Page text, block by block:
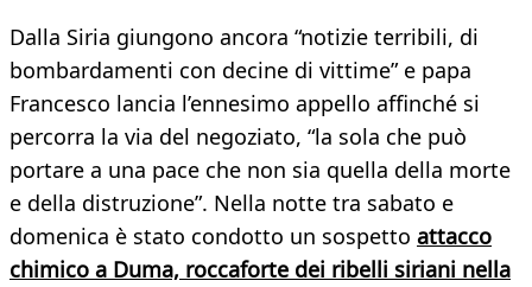
Dalla Siria giungono ancora “notizie terribili, di
bombardamenti con decine di vittime” e papa
Francesco lancia l’ennesimo appello affinché si
percorra la via del negoziato, “la sola che può
portare a una pace che non sia quella della morte
e della distruzione”. Nella notte tra sabato e
domenica è stato condotto un sospetto attacco
chimico a Duma, roccaforte dei ribelli siriani nella